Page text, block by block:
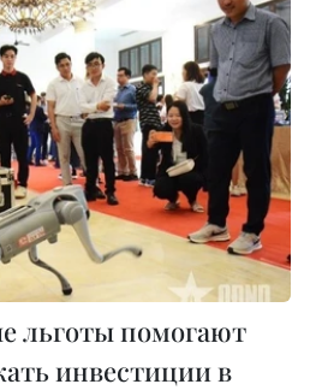
льготы помогают
инвестиции в